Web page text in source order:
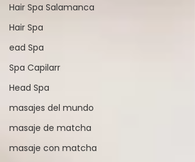
Hair Spa Salamanca
Hair Spa
ead Spa
Spa Capilarr
Head Spa
masajes del mundo
masaje de matcha
masaje con matcha